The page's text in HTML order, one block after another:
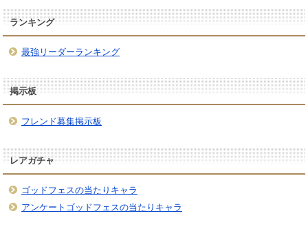
ランキング
最強リーダーランキング
掲示板
フレンド募集掲示板
レアガチャ
ゴッドフェスの当たりキャラ
アンケートゴッドフェスの当たりキャラ